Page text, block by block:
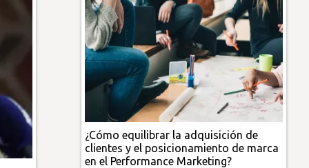
¿Cómo equilibrar la adquisición de
clientes y el posicionamiento de marca
en el Performance Marketing?